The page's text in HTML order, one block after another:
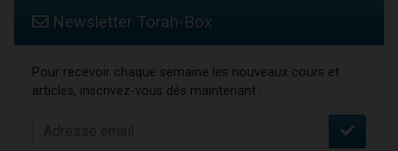
Newsletter Torah-Box
Pour recevoir chaque semaine les nouveaux cours et
articles, inscrivez-vous dès maintenant :